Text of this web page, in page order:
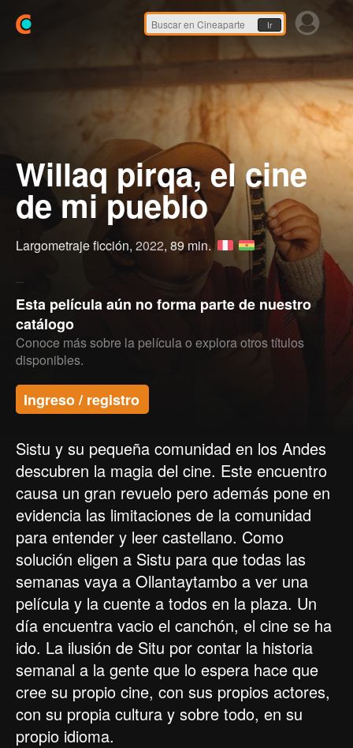
Ir
Willaq pirqa, el cine
de mi pueblo
Largometraje ficción, 2022, 89 min.
Esta película aún no forma parte de nuestro
catálogo
Conoce más sobre la película o explora otros títulos
disponibles.
Ingreso / registro
Sistu y su pequeña comunidad en los Andes
descubren la magia del cine. Este encuentro
causa un gran revuelo pero además pone en
evidencia las limitaciones de la comunidad
para entender y leer castellano. Como
solución eligen a Sistu para que todas las
semanas vaya a Ollantaytambo a ver una
película y la cuente a todos en la plaza. Un
día encuentra vacio el canchón, el cine se ha
ido. La ilusión de Situ por contar la historia
semanal a la gente que lo espera hace que
cree su propio cine, con sus propios actores,
con su propia cultura y sobre todo, en su
propio idioma.